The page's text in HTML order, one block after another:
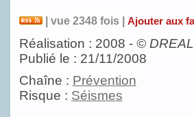
| vue 2348 fois | Ajouter aux
Réalisation : 2008 - ©
Publié le : 21/11/2008
Chaîne : Prévention
Risque : Séismes